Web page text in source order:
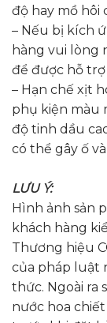
độ hay mồ hôi
– Nếu bị kích
hàng vui lòng
để được hỗ
– Hạn chế xịt
phụ kiện màu
độ tinh dầu
có thể gây ố
LƯU Ý:
Hình ảnh sản
khách hàng
Thương hiệu
của pháp luật
thức. Ngoài ra
nước hoa